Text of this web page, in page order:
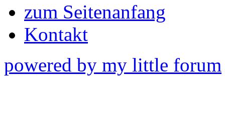
zum Seitenanfang
Kontakt
powered by my little forum